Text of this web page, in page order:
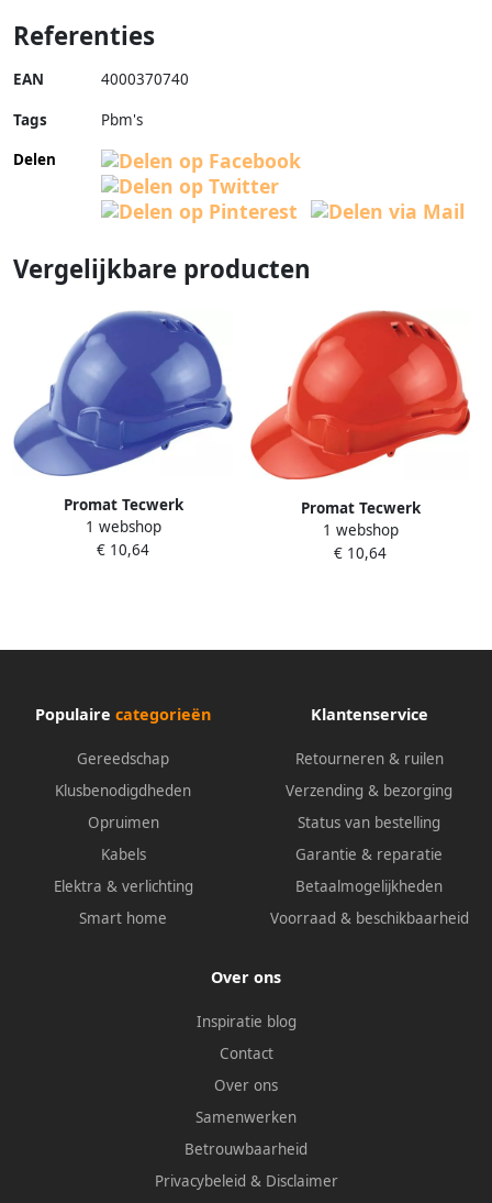
Referenties
EAN 4000370740
Tags
Pbm's
Delen
Vergelijkbare producten
Promat Tecwerk
Veiligheidshelm | ProCap |
blauw | polyethyleen | EN
1 webshop
€ 10,64
Promat Tecwerk
Veiligheidshelm | ProCap |
rood | polyethyleen | EN 397
1 webshop
€ 10,64
Populaire categorieën
Gereedschap
Klusbenodigdheden
Opruimen
Kabels
Elektra & verlichting
Smart home
Klantenservice
Retourneren & ruilen
Verzending & bezorging
Status van bestelling
Garantie & reparatie
Betaalmogelijkheden
Voorraad & beschikbaarheid
Over ons
Inspiratie blog
Contact
Over ons
Samenwerken
Betrouwbaarheid
Privacybeleid & Disclaimer